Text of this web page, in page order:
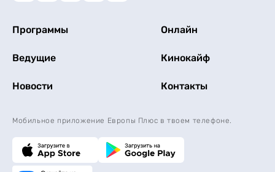
Программы Онлайн
Ведущие Кинокайф
Новости Контакты
Мобильное приложение Европы Плюс в твоем телефоне.